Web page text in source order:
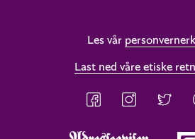
Les vår
Last ned våre etiske